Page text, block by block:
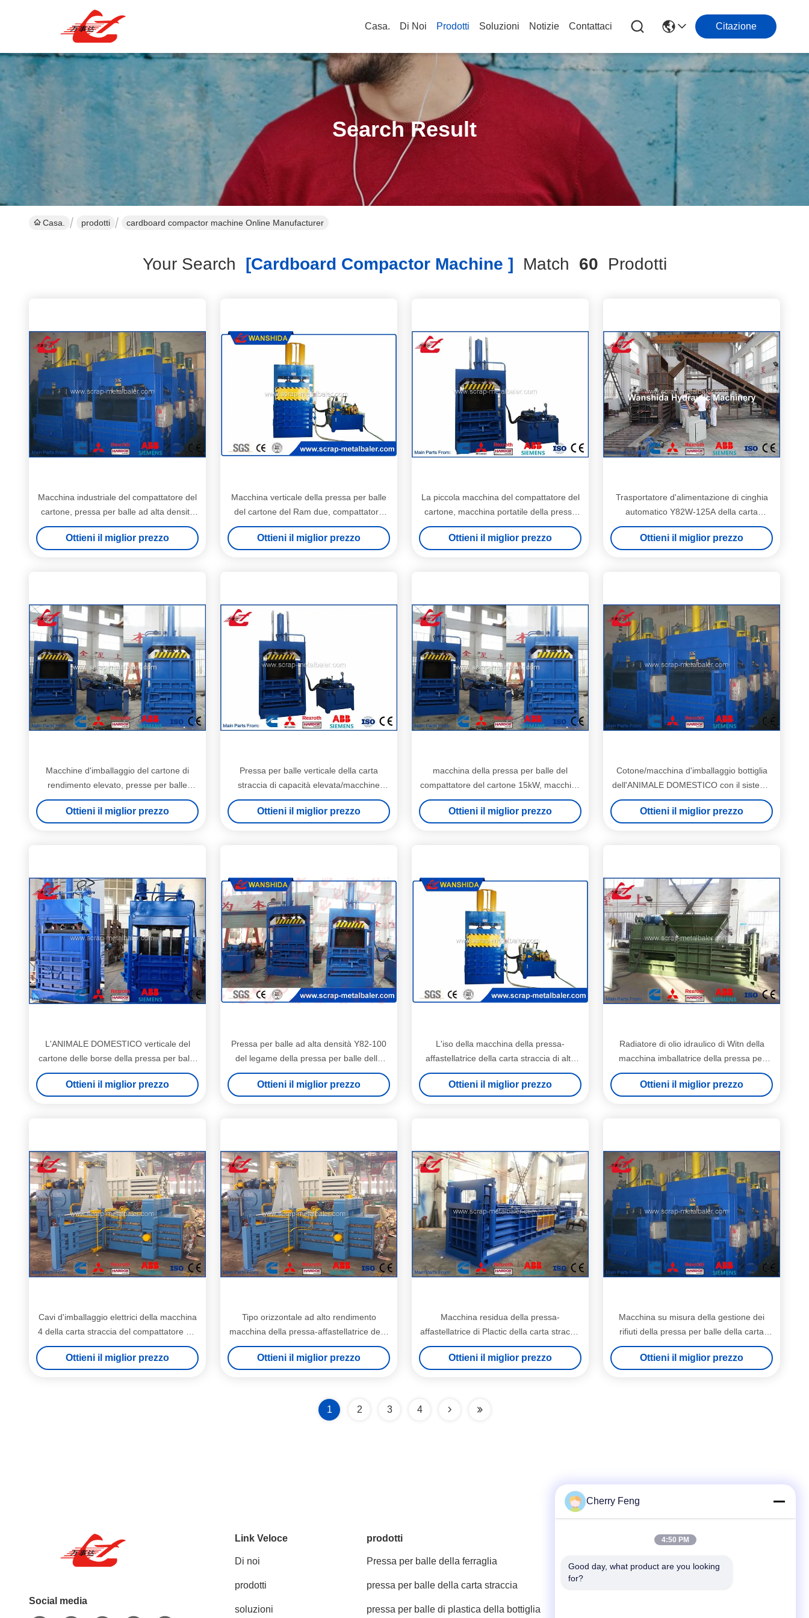
Casa. Di Noi Prodotti Soluzioni Notizie Contattaci Citazione
Search Result
Casa. prodotti cardboard compactor machine Online Manufacturer
Your Search [cardboard Compactor Machine ] Match 60 Prodotti
Macchina industriale del compattatore del
cartone, pressa per balle ad alta densità
della scatola di cartone
Ottieni il miglior prezzo
Macchina verticale della pressa per balle
del cartone del Ram due, compattatore
Y82-100 della scatola di cartone di tempo
di ciclo 80s
Ottieni il miglior prezzo
La piccola macchina del compattatore del
cartone, macchina portatile della pressa
per balle del cartone facile funziona
Ottieni il miglior prezzo
Trasportatore d'alimentazione di cinghia
automatico Y82W-125A della carta
straccia della macchina orizzontale del
compattatore
Ottieni il miglior prezzo
Macchine d'imballaggio del cartone di
rendimento elevato, presse per balle
verticali per cartone
Ottieni il miglior prezzo
Pressa per balle verticale della carta
straccia di capacità elevata/macchine
d'imballaggio del cartone
Ottieni il miglior prezzo
macchina della pressa per balle del
compattatore del cartone 15kW, macchina
della stampa della carta straccia del
motore di Siemens
Ottieni il miglior prezzo
Cotone/macchina d'imballaggio bottiglia
dell'ANIMALE DOMESTICO con il sistema
di controllo del Plc 100 tonnellate
Ottieni il miglior prezzo
L'ANIMALE DOMESTICO verticale del
cartone delle borse della pressa per balle
pp della carta straccia imbottiglia la
macchina della pressa-affastellatrice con il
Ottieni il miglior prezzo
Pressa per balle ad alta densità Y82-100
del legame della pressa per balle della
carta straccia del cartone dello spreco
OCC di verticale
Ottieni il miglior prezzo
L'iso della macchina della pressa-
affastellatrice della carta straccia di alta
efficienza certifica Y82-63
Ottieni il miglior prezzo
Radiatore di olio idraulico di Witn della
macchina imballatrice della pressa per
balle della carta straccia della forza della
stampa da 125 tonnellate/dispositivo di
Ottieni il miglior prezzo
Cavi d'imballaggio elettrici della macchina
4 della carta straccia del compattatore del
giornale di controllo
Ottieni il miglior prezzo
Tipo orizzontale ad alto rendimento
macchina della pressa-affastellatrice della
carta straccia con il motore di Siemens
Ottieni il miglior prezzo
Macchina residua della pressa-
affastellatrice di Plactic della carta straccia
del cartone della pressa per balle del
cartone di orizzontale OCC
Ottieni il miglior prezzo
Macchina su misura della gestione dei
rifiuti della pressa per balle della carta
straccia di tensione tempo di ciclo da 26
secondi
Ottieni il miglior prezzo
1 2 3 4
Social media
Link Veloce
Di noi
prodotti
soluzioni
prodotti
Pressa per balle della ferraglia
pressa per balle della carta straccia
pressa per balle di plastica della bottiglia
Contatto rapido
tel
Cherry Feng
4:50 PM
Good day, what product are you looking
for?